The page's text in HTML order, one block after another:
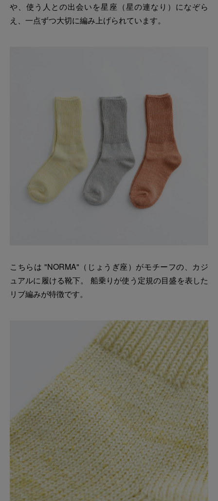
や、使う人との出会いを星座（星の連なり）になぞら
え、一点ずつ大切に編み上げられています。
こちらは "NORMA"（じょうぎ座）がモチーフの、カジ
ュアルに履ける靴下。 船乗りが使う定規の目盛を表した
リブ編みが特徴です。